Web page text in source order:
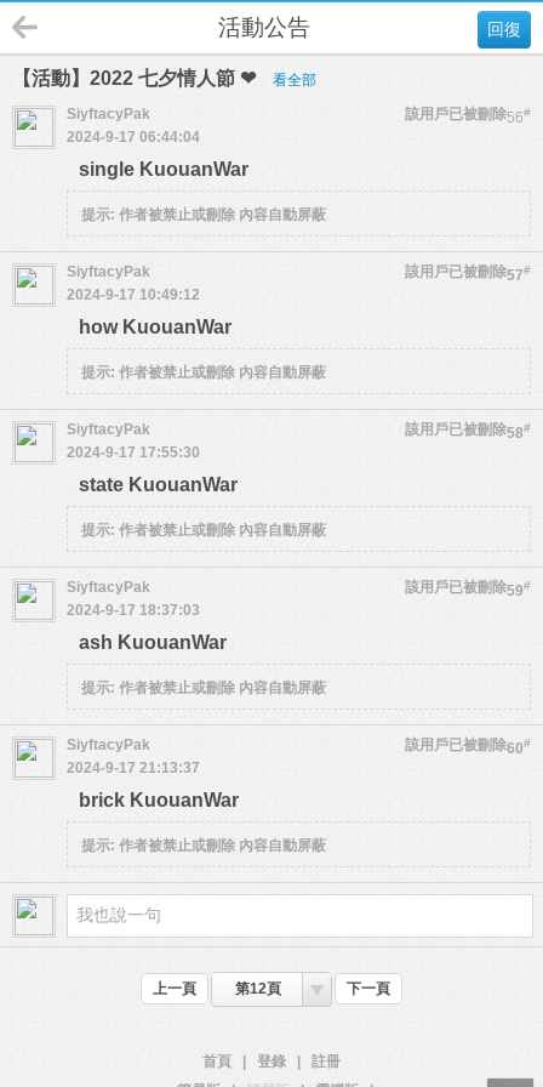
回復
活動公告
【活動】2022 七夕情人節 ❤ 看全部
56#
SiyftacyPak
該用戶已被刪除
2024-9-17 06:44:04
single KuouanWar
提示: 作者被禁止或刪除 內容自動屏蔽
57#
SiyftacyPak
該用戶已被刪除
2024-9-17 10:49:12
how KuouanWar
提示: 作者被禁止或刪除 內容自動屏蔽
58#
SiyftacyPak
該用戶已被刪除
2024-9-17 17:55:30
state KuouanWar
提示: 作者被禁止或刪除 內容自動屏蔽
59#
SiyftacyPak
該用戶已被刪除
2024-9-17 18:37:03
ash KuouanWar
提示: 作者被禁止或刪除 內容自動屏蔽
60#
SiyftacyPak
該用戶已被刪除
2024-9-17 21:13:37
brick KuouanWar
提示: 作者被禁止或刪除 內容自動屏蔽
上一頁 第12頁 下一頁
首頁 登錄
註冊